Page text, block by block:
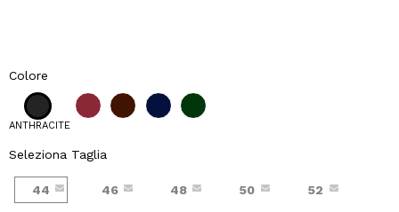
Colore
ANTHRACITE
Seleziona Taglia
44 46 48 50 52